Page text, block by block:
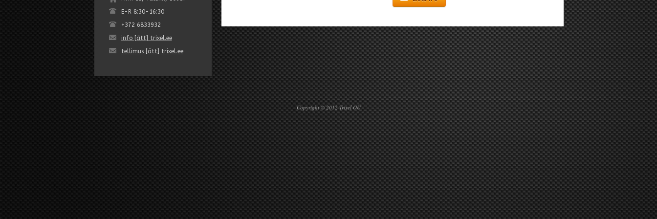
E-R 8:30-16:30
+372 6833932
info [ätt] trixel.ee
tellimus [ätt] trixel.ee
Copyright © 2012 Trixel OÜ